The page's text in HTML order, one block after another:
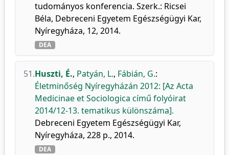
tudományos konferencia. Szerk.: Ricsei
Béla, Debreceni Egyetem Egészségügyi Kar,
Nyíregyháza, 12, 2014.
DEA
51.Huszti, É., Patyán, L., Fábián, G.:
Életminőség Nyíregyházán 2012: [Az Acta
Medicinae et Sociologica című folyóirat
2014/12-13. tematikus különszáma].
Debreceni Egyetem Egészségügyi Kar,
Nyíregyháza, 228 p., 2014.
DEA